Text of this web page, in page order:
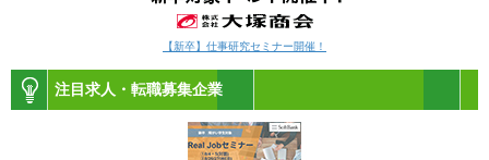
【新卒】仕事研究セミナー開催！
注目求人・転職募集企業